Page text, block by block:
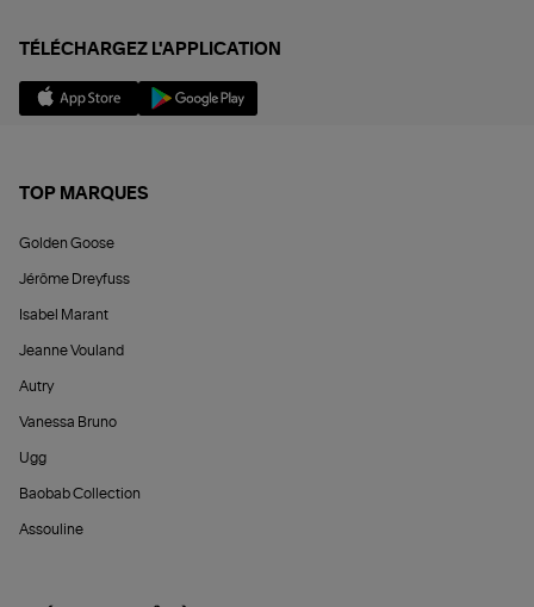
TÉLÉCHARGEZ L'APPLICATION
TOP MARQUES
Golden Goose
Jérôme Dreyfuss
Isabel Marant
Jeanne Vouland
Autry
Vanessa Bruno
Ugg
Baobab Collection
Assouline